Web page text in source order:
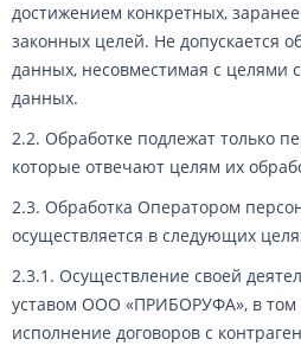
достижением конкретных,
законных целей. Не допускается
данных, несовместимая с целями
данных.
2.2. Обработке подлежат только
которые отвечают целям их
2.3. Обработка Оператором
осуществляется в следующих
2.3.1. Осуществление своей
уставом ООО «ПРИБОРУФА», в том
исполнение договоров с